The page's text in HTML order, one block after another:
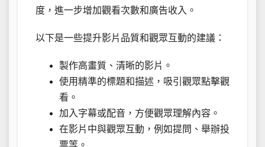
度，進一步增加觀看次數和廣告收入。
以下是一些提升影片品質和觀眾互動的建議：
製作高畫質、清晰的影片。
使用精準的標題和描述，吸引觀眾點擊觀
看。
加入字幕或配音，方便觀眾理解內容。
在影片中與觀眾互動，例如提問、舉辦投
票等。